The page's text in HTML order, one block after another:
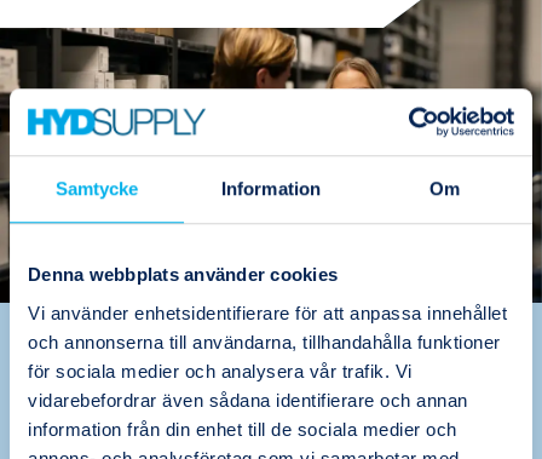
Samtycke Information Om
Denna webbplats använder cookies
Vi använder enhetsidentifierare för att anpassa innehållet
och annonserna till användarna, tillhandahålla funktioner
för sociala medier och analysera vår trafik. Vi
vidarebefordrar även sådana identifierare och annan
information från din enhet till de sociala medier och
Värdeskapande
problemlösare, det är vi